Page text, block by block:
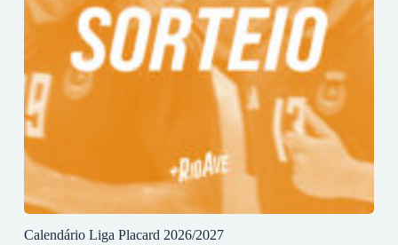
Calendário Liga Placard 2026/2027